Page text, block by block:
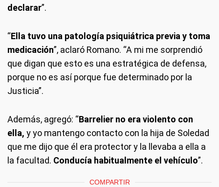
declarar”.
“Ella tuvo una patología psiquiátrica previa y toma
medicación”, aclaró Romano. “A mi me sorprendió
que digan que esto es una estratégica de defensa,
porque no es así porque fue determinado por la
Justicia”.
Además, agregó: “Barrelier no era violento con
ella, y yo mantengo contacto con la hija de Soledad
que me dijo que él era protector y la llevaba a ella a
la facultad. Conducía habitualmente el vehículo”.
COMPARTIR